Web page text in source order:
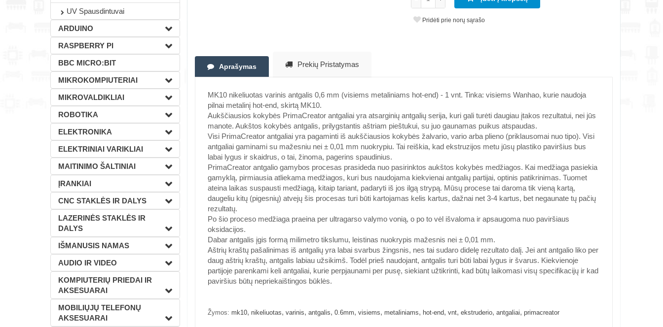
UV Spausdintuvai
ARDUINO
RASPBERRY PI
BBC MICRO:BIT
MIKROKOMPIUTERIAI
MIKROVALDIKLIAI
ROBOTIKA
ELEKTRONIKA
ELEKTRINIAI VARIKLIAI
MAITINIMO ŠALTINIAI
ĮRANKIAI
CNC STAKLĖS IR DALYS
LAZERINĖS STAKLĖS IR
DALYS
IŠMANUSIS NAMAS
AUDIO IR VIDEO
KOMPIUTERIŲ PRIEDAI IR
AKSESUARAI
MOBILIŲJŲ TELEFONŲ
AKSESUARAI
Pridėti prie norų sąrašo
Aprašymas Prekių Pristatymas
MK10 nikeliuotas varinis antgalis 0,6 mm (visiems metaliniams hot-end) - 1 vnt. Tinka: visiems Wanhao, kurie naudoja
pilnai metalinį hot-end, skirtą MK10.
Aukščiausios kokybės PrimaCreator antgaliai yra atsarginių antgalių serija, kuri gali turėti daugiau įtakos rezultatui, nei jūs
manote. Aukštos kokybės antgalis, prilygstantis aštriam pieštukui, su juo gaunamas puikus atspaudas.
Visi PrimaCreator antgaliai yra pagaminti iš aukščiausios kokybės žalvario, vario arba plieno (priklausomai nuo tipo). Visi
antgaliai gaminami su mažesniu nei ± 0,01 mm nuokrypiu. Tai reiškia, kad ekstruzijos metu jūsų plastiko paviršius bus
labai lygus ir skaidrus, o tai, žinoma, pagerins spaudinius.
PrimaCreator antgalio gamybos procesas prasideda nuo pasirinktos aukštos kokybės medžiagos. Kai medžiaga pasiekia
gamyklą, pirmiausia atliekama medžiagos, kuri bus naudojama kiekvienai antgalių partijai, optinis patikrinimas. Tuomet
ateina laikas suspausti medžiagą, kitaip tariant, padaryti iš jos ilgą strypą. Mūsų procese tai daroma tik vieną kartą,
daugeliu kitų (pigesnių) atvejų šis procesas turi būti kartojamas kelis kartus, dažnai net 3-4 kartus, bet negaunate tų pačių
rezultatų.
Po šio proceso medžiaga praeina per ultragarso valymo vonią, o po to vėl išvaloma ir apsaugoma nuo paviršiaus
oksidacijos.
Dabar antgalis įgis formą milimetro tikslumu, leistinas nuokrypis mažesnis nei ± 0,01 mm.
Aštrių kraštų pašalinimas iš antgalių yra labai svarbus žingsnis, nes tai sudaro didelę rezultato dalį. Jei ant antgalio liko per
daug aštrių kraštų, antgalis labiau užsikimš. Todėl prieš naudojant, antgalis turi būti labai lygus ir švarus. Kiekvienoje
partijoje parenkami keli antgaliai, kurie perpjaunami per pusę, siekiant užtikrinti, kad būtų laikomasi visų specifikacijų ir kad
paviršius būtų nepriekaištingos būklės.
Žymos: mk10, nikeliuotas, varinis, antgalis, 0.6mm, visiems, metaliniams, hot-end, vnt, ekstruderio, antgaliai, primacreator